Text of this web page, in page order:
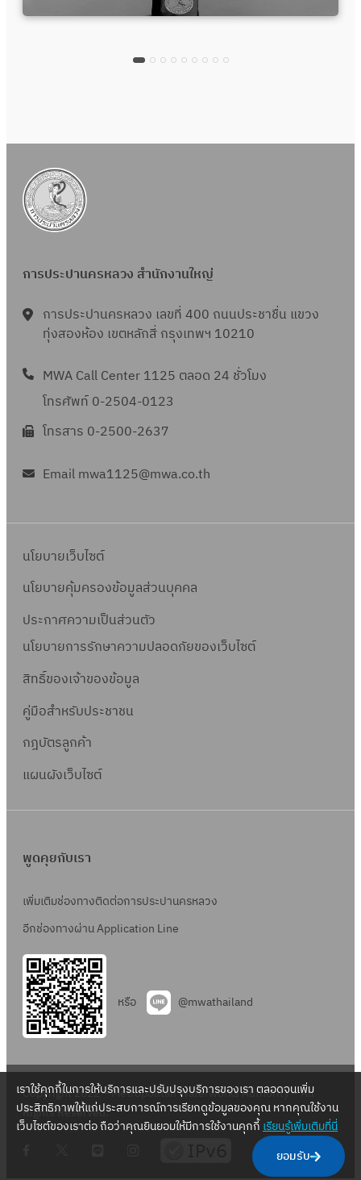
การประปานครหลวง สำนักงานใหญ่
การประปานครหลวง เลขที่ 400 ถนนประชาชื่น แขวง
ทุ่งสองห้อง เขตหลักสี่ กรุงเทพฯ 10210
MWA Call Center 1125 ตลอด 24 ชั่วโมง
โทรศัพท์ 0-2504-0123
โทรสาร 0-2500-2637
Email mwa1125@mwa.co.th
นโยบายเว็บไซต์
นโยบายคุ้มครองข้อมูลส่วนบุคคล
ประกาศความเป็นส่วนตัว
นโยบายการรักษาความปลอดภัยของเว็บไซต์
สิทธิ์ของเจ้าของข้อมูล
คู่มือสำหรับประชาชน
กฎบัตรลูกค้า
แผนผังเว็บไซต์
พูดคุยกับเรา
เพิ่มเติมช่องทางติดต่อการประปานครหลวง
อีกช่องทางผ่าน Application Line
หรือ @mwathailand
Copyright 2022 – Metropolitan Waterworks Authority – All
Rights Reserved.
เราใช้คุกกี้ในการให้บริการและปรับปรุงบริการของเรา ตลอดจนเพิ่ม
ประสิทธิภาพให้แก่ประสบการณ์การเรียกดูข้อมูลของคุณ หากคุณใช้งาน
เว็บไซต์ของเราต่อ ถือว่าคุณยินยอมให้มีการใช้งานคุกกี้เรียนรู้เพิ่มเติมที่นี่
ยอมรับ